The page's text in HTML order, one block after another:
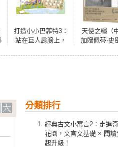
打造小小巴菲特3：
站在巨人肩膀上，
天使之糧（
加贈佩蒂·史
分類排行
經典古文小寓言2：走進
花園，文言文基礎 × 閱讀
起升級！